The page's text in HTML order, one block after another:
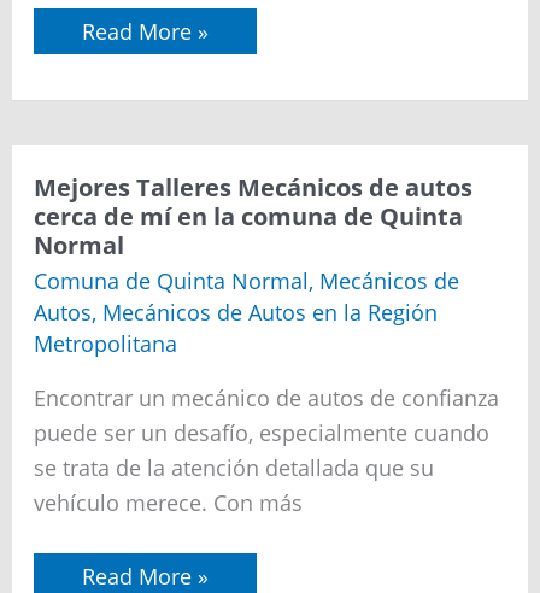
Read More »
Mejores Talleres Mecánicos de autos
cerca de mí en la comuna de Quinta
Normal
Comuna de Quinta Normal, Mecánicos de
Autos, Mecánicos de Autos en la Región
Metropolitana
Encontrar un mecánico de autos de confianza
puede ser un desafío, especialmente cuando
se trata de la atención detallada que su
vehículo merece. Con más
Mejores
Talleres
Mecánicos
de
autos
cerca
de
mí
en
comuna
de
Quinta
Normal
Read More »